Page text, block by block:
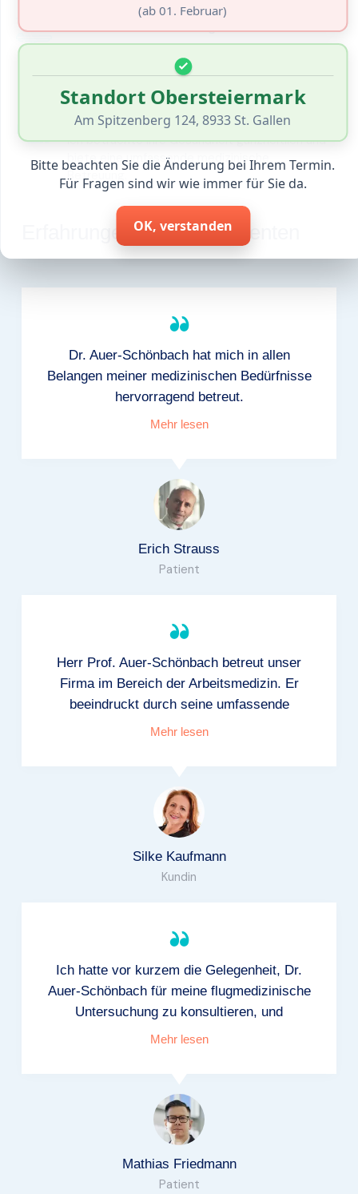
Meine Praxis ist mit modernster Medizintechnik
ausgestattet, um Ihnen die bestmögliche
Ganzheitlicher Ansatz
Ich betrachte Ihre Gesundheit ganzheitlich und
biete eine umfassende medizinische
Betreuung.
Erfahrungen unserer Patienten
Dr. Auer-Schönbach hat mich in allen
Belangen meiner medizinischen Bedürfnisse
hervorragend betreut.
Mehr lesen
Erich Strauss
Patient
Herr Prof. Auer-Schönbach betreut unser
Firma im Bereich der Arbeitsmedizin. Er
beeindruckt durch seine umfassende
Mehr lesen
Silke Kaufmann
Kundin
Ich hatte vor kurzem die Gelegenheit, Dr.
Auer-Schönbach für meine flugmedizinische
Untersuchung zu konsultieren, und
Mehr lesen
Mathias Friedmann
Patient
(ab 01. Februar)
Standort Obersteiermark
Am Spitzenberg 124, 8933 St. Gallen
Bitte beachten Sie die Änderung bei Ihrem Termin.
Für Fragen sind wir wie immer für Sie da.
OK, verstanden